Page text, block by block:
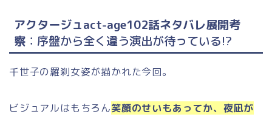
アクタージュact-age102話ネタバレ展開考
察 ：序盤から全く違う演出が待っている!?
千世子の羅刹女姿が描かれた今回。
ビジュアルはもちろん笑顔のせいもあってか、夜凪が